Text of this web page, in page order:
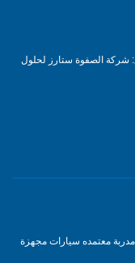
شركة الصفوة ستارز لحلول
معتمده سيارات مجهزة